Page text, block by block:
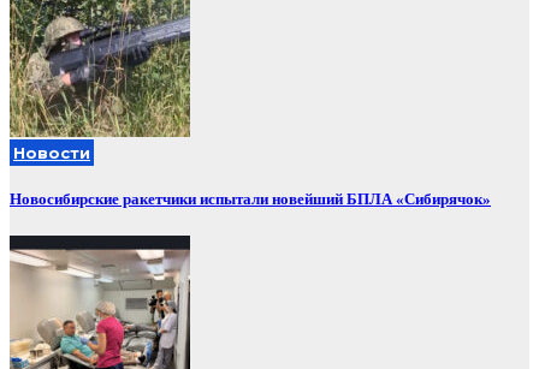
Новости
Новосибирские ракетчики испытали новейший БПЛА «Сибирячок»